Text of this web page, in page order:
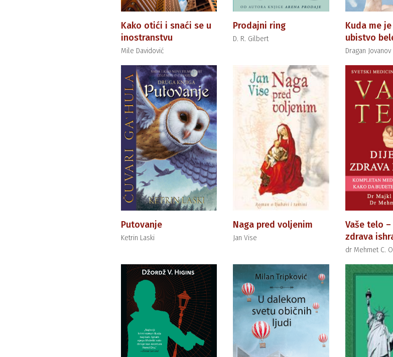
Kako otići i snaći se u
inostranstvu
Mile Davidović
Prodajni ring
D. R. Gilbert
Kuda me
ubistvo
Dragan Jovanov
Putovanje
Ketrin Laski
Naga pred voljenim
Jan Vise
Vaše telo
zdrava
dr Mehmet C.